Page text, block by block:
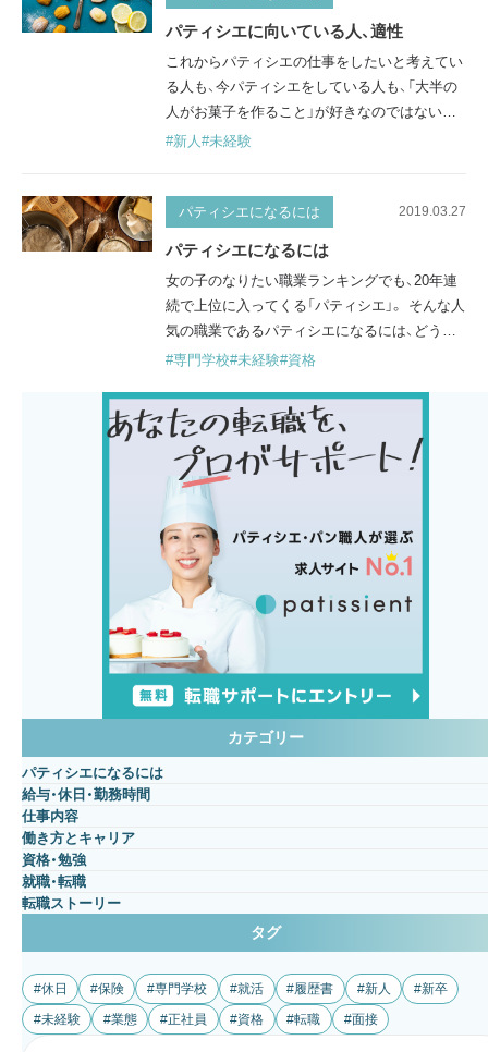
するようになってからも、その気持ちはとても
大切なものです。 見習いの…
パティシエに向いている人、適性
これからパティシエの仕事をしたいと考えてい
る人も、今パティシエをしている人も、「大半の
人がお菓子を作ること」が好きなのではないで
しょうか。 パティシエは、特定のスキルがない
存在します。それでは、どんな人がパティシエ
パティシエの仕事といえば華やかなイメージを
持たれることが多いですが…
#新人 #未経験
パティシエになるには 2019.03.27
パティシエになるには
女の子のなりたい職業ランキングでも、20年連
続で上位に入ってくる「パティシエ」。 そんな人
気の職業であるパティシエになるには、どうす
ればいいのでしょうか。 パティシエになる方法
介していきます。 製菓の専門学校に通う パテ
ィシエは技術や知識が求められる職人業のた
め、専門学校に通う人も多いです。 製菓の専門
学校に行くためには、一定の成績をとらないと
いけない、難しい試験に…
#専門学校#未経験#資格
カテゴリー
パティシエになるには
給与・休日・勤務時間
仕事内容
働き方とキャリア
資格・勉強
就職・転職
転職ストーリー
タグ
休日 保険 専門学校 就活 履歴書 新人 新卒
未経験 業態 正社員 資格 転職 面接